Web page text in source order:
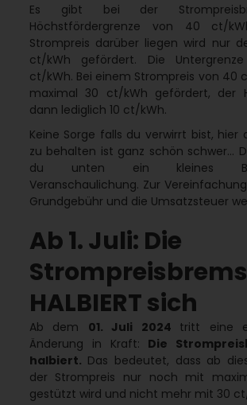
Es gibt bei der
Höchstfördergrenze von 40 ct/
Strompreis darüber liegen wird nur
ct/kWh gefördert. Die
ct/kWh. Bei einem Strompreis von 40
maximal 30 ct/kWh gefördert, der
dann lediglich 10 ct/kWh.
Keine Sorge falls du verwirrt bist, hier
zu behalten ist ganz schön schwer…
du unten ein kleines
Veranschaulichung. Zur
Grundgebühr und die Umsatzsteuer
Ab 1. Juli: Die
HALBIERT sich
Ab dem 01. Juli 2024 tritt eine
Änderung in Kraft: Die
halbiert. Das bedeutet, dass ab
der Strompreis nur noch mit
gestützt wird und nicht mehr mit 30